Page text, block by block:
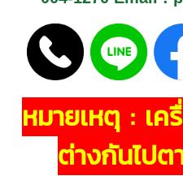
หมายเหตุ : เค
ต่างกันไป